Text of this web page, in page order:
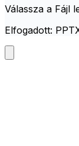
Válassza a Fájl
Elfogadott: